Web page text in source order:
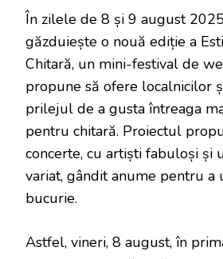
În zilele de 8 și 9 august
găzduiește o nouă ediție a
Chitară, un mini-festival de
propune să ofere localnicilor
prilejul de a gusta întreaga
pentru chitară. Proiectul
concerte, cu artiști fabuloși și
variat, gândit anume pentru
bucurie.
Astfel, vineri, 8 august, în